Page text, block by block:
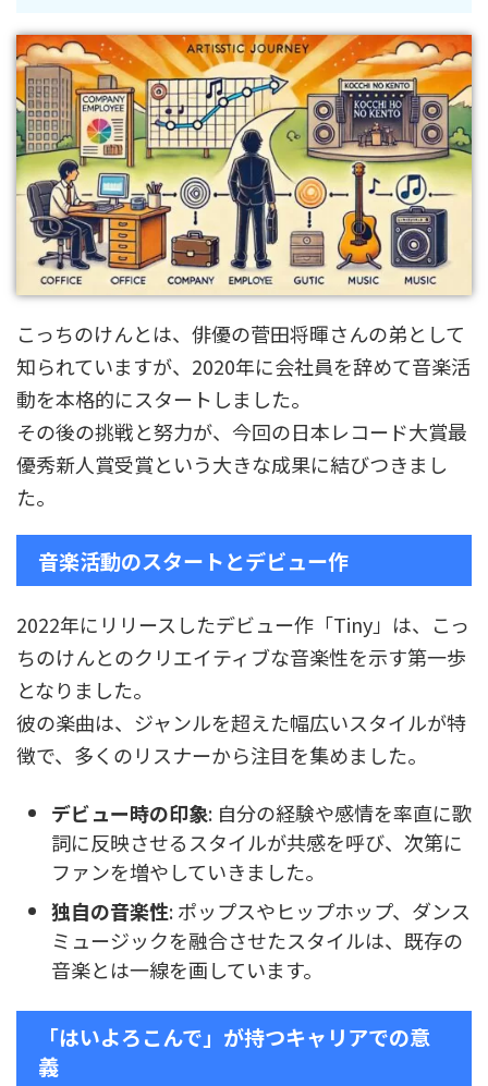
こっちのけんとは、俳優の菅田将暉さんの弟として
知られていますが、2020年に会社員を辞めて音楽活
動を本格的にスタートしました。
その後の挑戦と努力が、今回の日本レコード大賞最
優秀新人賞受賞という大きな成果に結びつきまし
た。
音楽活動のスタートとデビュー作
2022年にリリースしたデビュー作「Tiny」は、こっ
ちのけんとのクリエイティブな音楽性を示す第一歩
となりました。
彼の楽曲は、ジャンルを超えた幅広いスタイルが特
徴で、多くのリスナーから注目を集めました。
デビュー時の印象: 自分の経験や感情を率直に歌
詞に反映させるスタイルが共感を呼び、次第に
ファンを増やしていきました。
独自の音楽性: ポップスやヒップホップ、ダンス
ミュージックを融合させたスタイルは、既存の
音楽とは一線を画しています。
「はいよろこんで」が持つキャリアでの意
義